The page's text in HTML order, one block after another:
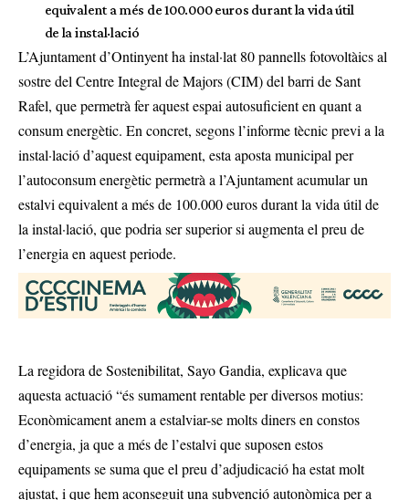
equivalent a més de 100.000 euros durant la vida útil
de la instal·lació
L’Ajuntament d’Ontinyent ha instal·lat 80 pannells fotovoltàics al
sostre del Centre Integral de Majors (CIM) del barri de Sant
Rafel, que permetrà fer aquest espai autosuficient en quant a
consum energètic. En concret, segons l’informe tècnic previ a la
instal·lació d’aquest equipament, esta aposta municipal per
l’autoconsum energètic permetrà a l’Ajuntament acumular un
estalvi equivalent a més de 100.000 euros durant la vida útil de
la instal·lació, que podria ser superior si augmenta el preu de
l’energia en aquest periode.
La regidora de Sostenibilitat, Sayo Gandia, explicava que
aquesta actuació “és sumament rentable per diversos motius:
Econòmicament anem a estalviar-se molts diners en constos
d’energia, ja que a més de l’estalvi que suposen estos
equipaments se suma que el preu d’adjudicació ha estat molt
ajustat, i que hem aconseguit una subvenció autonòmica per a